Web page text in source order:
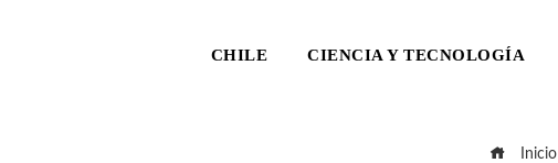
CHILE CIENCIA Y TECNOLOGÍA
Inicio